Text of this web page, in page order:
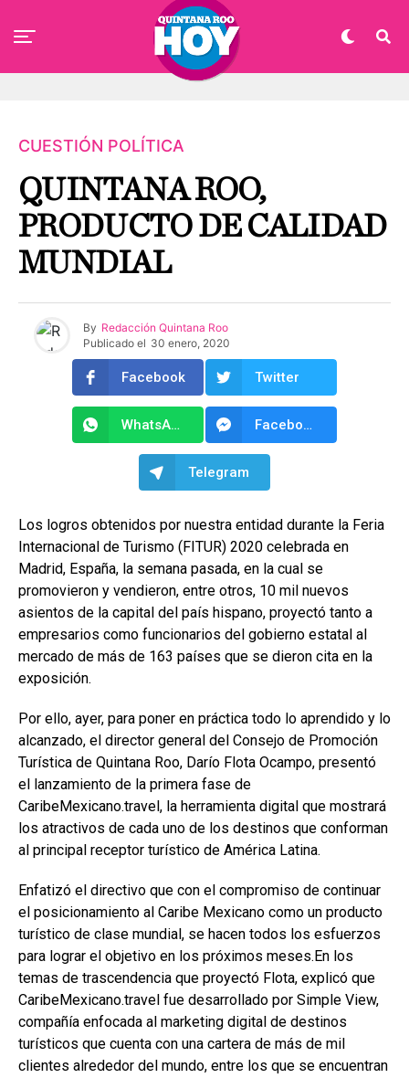
CUESTIÓN POLÍTICA
QUINTANA ROO,
PRODUCTO DE CALIDAD
MUNDIAL
By Redacción Quintana Roo
Publicado el 30 enero, 2020
Facebook Twitter
WhatsApp Facebook Messenger
Telegram
Los logros obtenidos por nuestra entidad durante la Feria
Internacional de Turismo (FITUR) 2020 celebrada en
Madrid, España, la semana pasada, en la cual se
promovieron y vendieron, entre otros, 10 mil nuevos
asientos de la capital del país hispano, proyectó tanto a
empresarios como funcionarios del gobierno estatal al
mercado de más de 163 países que se dieron cita en la
exposición.
Por ello, ayer, para poner en práctica todo lo aprendido y lo
alcanzado, el director general del Consejo de Promoción
Turística de Quintana Roo, Darío Flota Ocampo, presentó
el lanzamiento de la primera fase de
CaribeMexicano.travel, la herramienta digital que mostrará
los atractivos de cada uno de los destinos que conforman
al principal receptor turístico de América Latina.
Enfatizó el directivo que con el compromiso de continuar
el posicionamiento al Caribe Mexicano como un producto
turístico de clase mundial, se hacen todos los esfuerzos
para lograr el objetivo en los próximos meses.En los
temas de trascendencia que proyectó Flota, explicó que
CaribeMexicano.travel fue desarrollado por Simple View,
compañía enfocada al marketing digital de destinos
turísticos que cuenta con una cartera de más de mil
clientes alrededor del mundo, entre los que se encuentran